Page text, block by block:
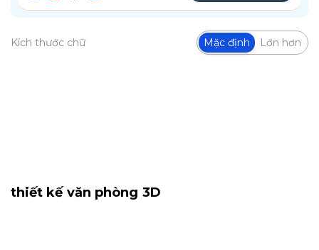
Kích thước chữ Mặc định Lớn hơn
thiết kế văn phòng 3D